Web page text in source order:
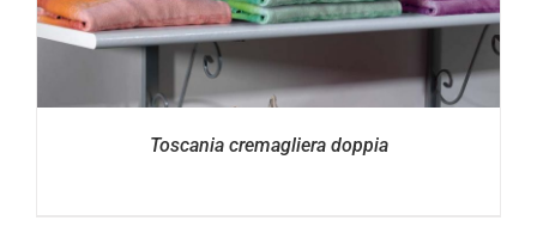
Toscania cremagliera doppia